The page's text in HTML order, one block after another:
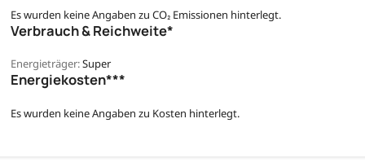
Es wurden keine Angaben zu CO₂ Emissionen hinterlegt.
Verbrauch & Reichweite*
Energieträger:Super
Energiekosten***
Es wurden keine Angaben zu Kosten hinterlegt.